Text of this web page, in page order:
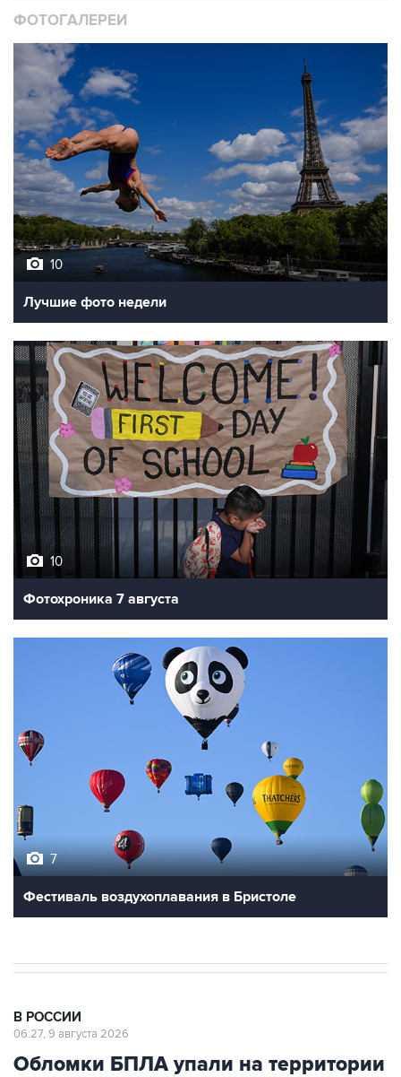
10
Лучшие фото недели
10
Фотохроника 7 августа
Фестиваль воздухоплавания в Бристоле
Обломки БПЛА упали на территории
двух предприятий в Новороссийске